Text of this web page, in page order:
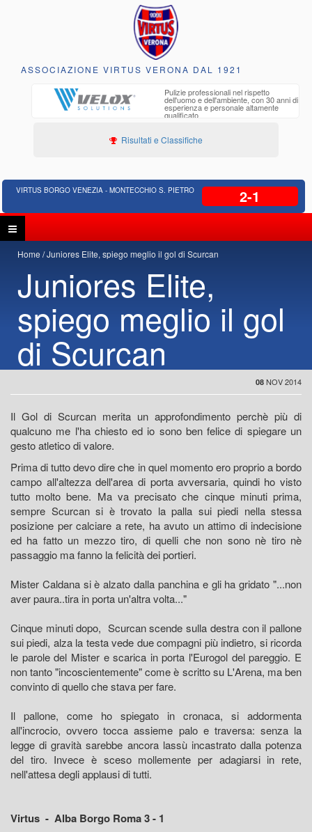
ASSOCIAZIONE VIRTUS VERONA DAL 1921
con 30 anni di
Edilizia Residenziale, Opere
Progettazione Strade, Opere
Bonifica
Risultati e Classifiche
VIRTUS BORGO VENEZIA - MONTECCHIO S. PIETRO 2-1
Home Juniores Elite, spiego meglio il gol di Scurcan
Juniores Elite,
spiego meglio il gol
di Scurcan
08 NOV 2014
Il Gol di Scurcan merita un approfondimento perchè più di
qualcuno me l'ha chiesto ed io sono ben felice di spiegare un
gesto atletico di valore.
Prima di tutto devo dire che in quel momento ero proprio a bordo
campo all'altezza dell'area di porta avversaria, quindi ho visto
tutto molto bene. Ma va precisato che cinque minuti prima,
sempre Scurcan si è trovato la palla sui piedi nella stessa
posizione per calciare a rete, ha avuto un attimo di indecisione
ed ha fatto un mezzo tiro, di quelli che non sono nè tiro nè
passaggio ma fanno la felicità dei portieri.
Mister Caldana si è alzato dalla panchina e gli ha gridato "...non
aver paura..tira in porta un'altra volta..."
Cinque minuti dopo, Scurcan scende sulla destra con il pallone
sui piedi, alza la testa vede due compagni più indietro, si ricorda
le parole del Mister e scarica in porta l'Eurogol del pareggio. E
non tanto "incoscientemente" come è scritto su L'Arena, ma ben
convinto di quello che stava per fare.
Il pallone, come ho spiegato in cronaca, si addormenta
all'incrocio, ovvero tocca assieme palo e traversa: senza la
legge di gravità sarebbe ancora lassù incastrato dalla potenza
del tiro. Invece è sceso mollemente per adagiarsi in rete,
nell'attesa degli applausi di tutti.
Virtus - Alba Borgo Roma 3 - 1